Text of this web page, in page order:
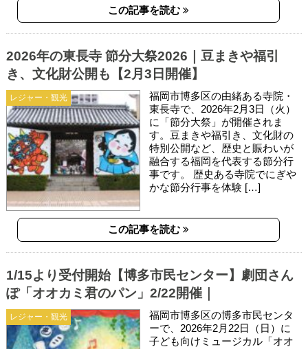
この記事を読む
レジャー・観光
2026年の東長寺 節分大祭2026｜豆まきや福引
き、文化財公開も【2月3日開催】
福岡市博多区の由緒ある寺院・
東長寺で、2026年2月3日（火）
に「節分大祭」が開催されま
す。豆まきや福引き、文化財の
特別公開など、歴史と賑わいが
融合する福岡を代表する節分行
事です。 歴史ある寺院でにぎや
かな節分行事を体験 […]
この記事を読む
レジャー・観光
1/15より受付開始【博多市民センター】劇団さん
ぽ「オオカミ君のパン」2/22開催｜
福岡市博多区の博多市民センタ
ーで、2026年2月22日（日）に
子ども向けミュージカル「オオ